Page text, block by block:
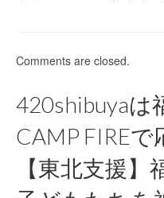
Comments are closed.
420shibuyaは
CAMP FIRE
【東北支援